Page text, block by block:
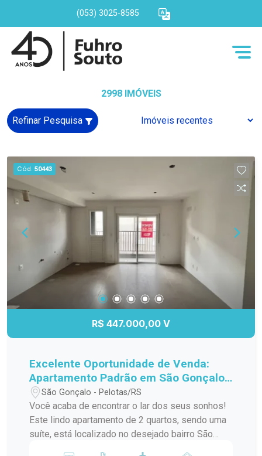
(053) 3025-8585
2998 IMÓVEIS
Refinar Pesquisa
Cód. 50443
R$ 447.000,00 V
Excelente Oportunidade de Venda:
Apartamento Padrão em São Gonçalo,
Pelotas/RS
São Gonçalo - Pelotas/RS
Você acaba de encontrar o lar dos seus sonhos!
Este lindo apartamento de 2 quartos, sendo uma
suíte, está localizado no desejado bairro São